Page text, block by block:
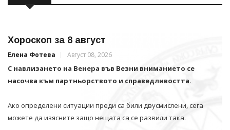
Хороскоп за 8 август
Елена Фотева Август 08, 2026
С навлизането на Венера във Везни вниманието се
насочва към партньорството и справедливостта.
Ако определени ситуации преди са били двусмислени, сега
можете да изясните защо нещата са се развили така.